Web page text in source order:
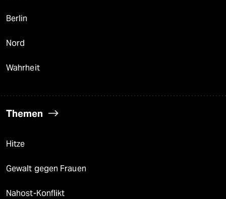
Berlin
Nord
Wahrheit
Themen
Hitze
Gewalt gegen Frauen
Nahost-Konflikt